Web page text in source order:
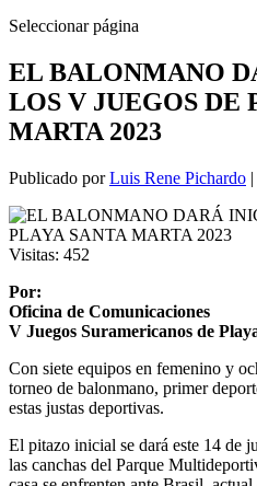
Seleccionar página
EL BALONMANO
LOS V JUEGOS DE
MARTA 2023
Publicado porLuis Rene Pichardo |
Visitas: 452
Por:
Oficina de Comunicaciones
V Juegos Suramericanos de
Con siete equipos en femenino y
torneo de balonmano, primer
estas justas deportivas.
El pitazo inicial se dará este 14 de
las canchas del Parque